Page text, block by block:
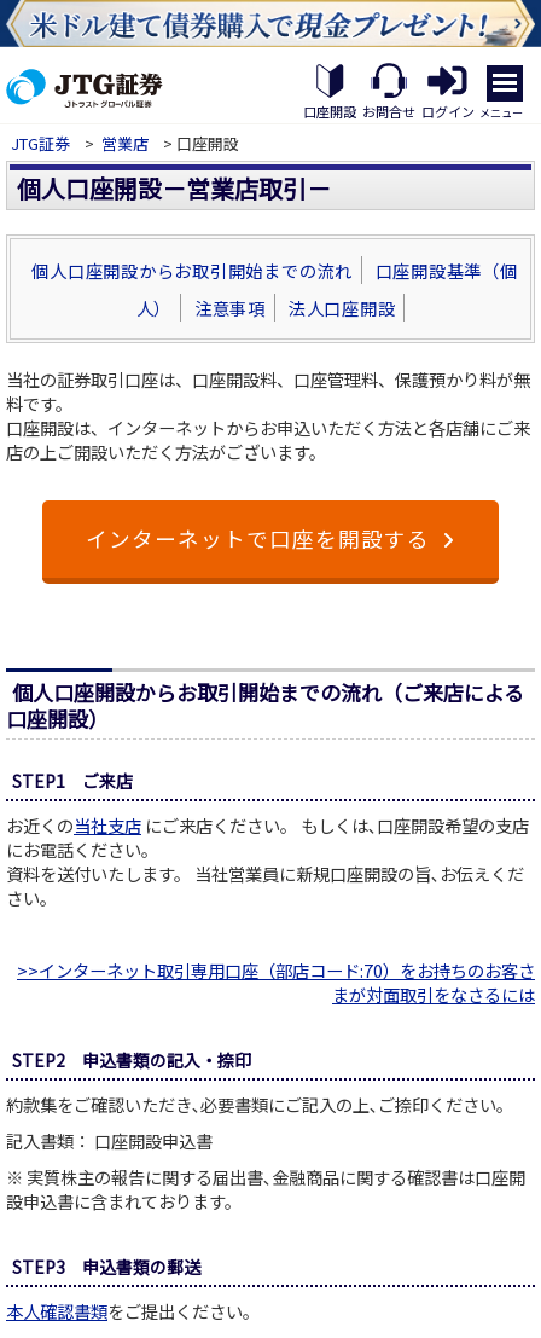
口座開設 お問合せ ログイン
繝｡
繝
九
繝
繧
帝
幕
縺
メニュー
JTG証券 > 営業店 > 口座開設
個人口座開設－営業店取引－
個人口座開設からお取引開始までの流れ
口座開設基準（個
人）
注意事項 法人口座開設
当社の証券取引口座は、口座開設料、口座管理料、保護預かり料が無
料です。
口座開設は、インターネットからお申込いただく方法と各店舗にご来
店の上ご開設いただく方法がございます。
インターネットで口座を開設する
個人口座開設からお取引開始までの流れ（ご来店による
口座開設）
STEP1 ご来店
お近くの当社支店 にご来店ください。 もしくは､口座開設希望の支店
にお電話ください。
資料を送付いたします。 当社営業員に新規口座開設の旨､お伝えくだ
さい。
>>インターネット取引専用口座（部店コード:70）をお持ちのお客さ
まが対面取引をなさるには
STEP2 申込書類の記入・捺印
約款集をご確認いただき､必要書類にご記入の上､ご捺印ください。
記入書類： 口座開設申込書
※ 実質株主の報告に関する届出書､金融商品に関する確認書は口座開
設申込書に含まれております。
STEP3 申込書類の郵送
本人確認書類をご提出ください。